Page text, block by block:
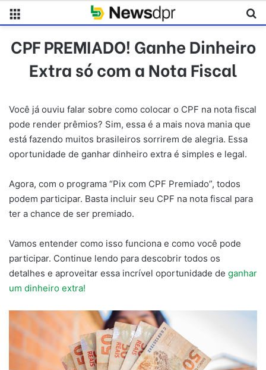
CPF PREMIADO! Ganhe Dinheiro
Extra só com a Nota Fiscal
Você já ouviu falar sobre como colocar o CPF na nota fiscal
pode render prêmios? Sim, essa é a mais nova mania que
está fazendo muitos brasileiros sorrirem de alegria. Essa
oportunidade de ganhar dinheiro extra é simples e legal.
Agora, com o programa “Pix com CPF Premiado”, todos
podem participar. Basta incluir seu CPF na nota fiscal para
ter a chance de ser premiado.
Vamos entender como isso funciona e como você pode
participar. Continue lendo para descobrir todos os
detalhes e aproveitar essa incrível oportunidade de ganhar
um dinheiro extra!